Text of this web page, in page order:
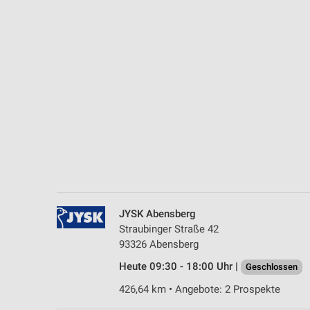
JYSK Abensberg
Straubinger Straße 42
93326 Abensberg
Heute 09:30 - 18:00 Uhr |
Geschlossen
426,64 km • Angebote: 2 Prospekte
Notwendig